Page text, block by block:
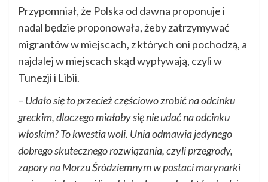
Przypomniał, że Polska od dawna proponuje i
nadal będzie proponowała, żeby zatrzymywać
migrantów w miejscach, z których oni pochodzą, a
najdalej w miejscach skąd wypływają, czyli w
Tunezji i Libii.
– Udało się to przecież częściowo zrobić na odcinku
greckim, dlaczego miałoby się nie udać na odcinku
włoskim? To kwestia woli. Unia odmawia jedynego
dobrego skutecznego rozwiązania, czyli przegrody,
zapory na Morzu Śródziemnym w postaci marynarki